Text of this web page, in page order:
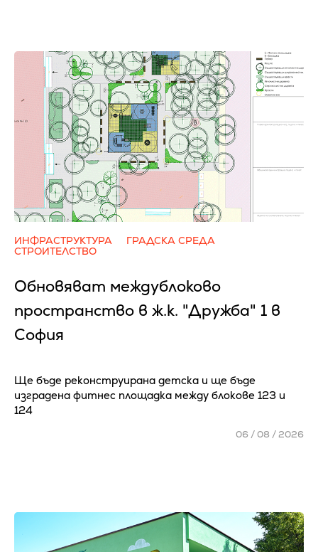
ИНФРАСТРУКТУРА
ГРАДСКА СРЕДА
СТРОИТЕЛСТВО
Обновяват междублоково
пространство в ж.к. "Дружба" 1 в
София
Ще бъде реконструирана детска и ще бъде
изградена фитнес площадка между блокове 123 и
124
06 / 08 / 2026